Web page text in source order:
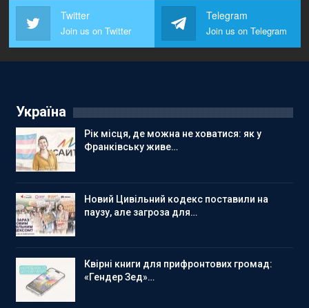
Twitter
Join us on Twitter
Telegram
Join us on Telegram
Україна
Рік місця, де можна не ховатися: як у
Франківську живе…
Новий Цивільний кодекс поставили на
паузу, але загроза для…
Квірні книги для прифронтових громад:
«Гендер Зед»…